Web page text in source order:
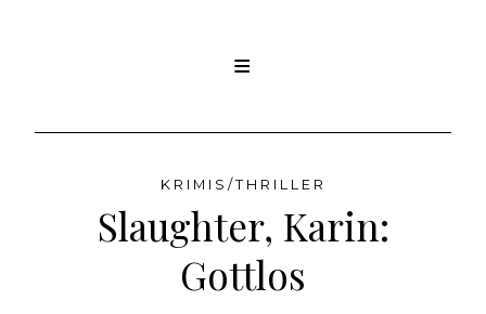
KRIMIS/THRILLER
Slaughter, Karin:
Gottlos